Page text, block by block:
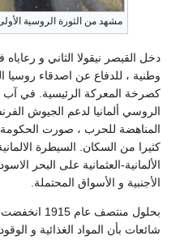
مشهد من الثورة الروسية
دخل القيصر نيقولا الثاني و رعاياه
وطنية ، للدفاع عن اصدقاء روسيا
الروسي ألمانيا لدعم الجيوش
المناهضة للحرب ، صورت
كثيرا من السكان. السيطرة
الألمانية-العثمانية على البحر
الأجنبية و الأسواق المحتملة.
بحلول منتصف
شائعات بأن المواد الغذائية و